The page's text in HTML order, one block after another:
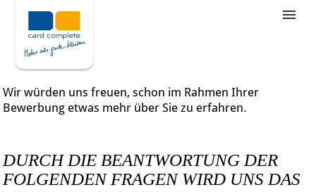
Stellenangebote
Unternehmensziele
Was wir bieten
Wir würden uns freuen, schon im Rahmen Ihrer
Bewerbung etwas mehr über Sie zu erfahren.
DURCH DIE BEANTWORTUNG DER
FOLGENDEN FRAGEN WIRD UNS DAS